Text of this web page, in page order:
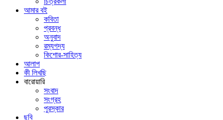
আমার বই
কবিতা
প্রবন্ধ
অনুবাদ
রম্যগদ্য
কিশোর-সাহিত্য
আলাপ
কী লিখছি
বারোয়ারি
সংবাদ
সংগ্রহ
পুরস্কার
ছবি